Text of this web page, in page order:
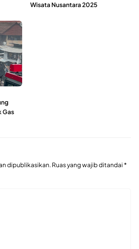
Wisata Nusantara 2025
Gas
dipublikasikan. Ruas yang wajib ditandai *